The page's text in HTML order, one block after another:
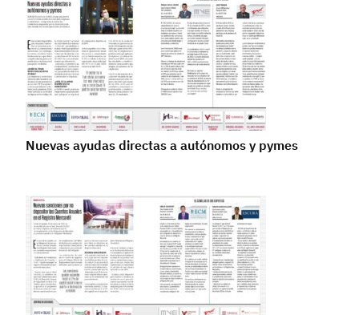
Nuevas ayudas directas a autónomos y pymes